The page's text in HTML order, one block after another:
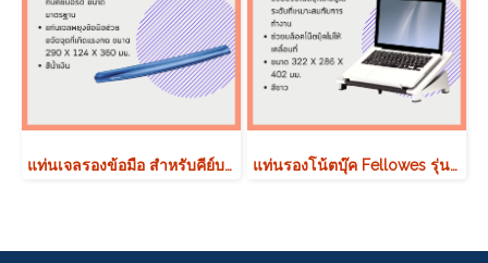
แท่นเจลรองข้อมือ สำหรับคีย์บอร์ด Fellowes รุ่น Keyboard Wrist Support แท่นรองโน้ตบุ๊ค Fellowes รุ่น Laptop Riser